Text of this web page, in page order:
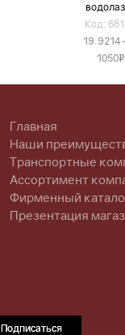
Код:
1050v
Главная
Наши
Транспортные
Ассортимент
Фирменный
Презентация